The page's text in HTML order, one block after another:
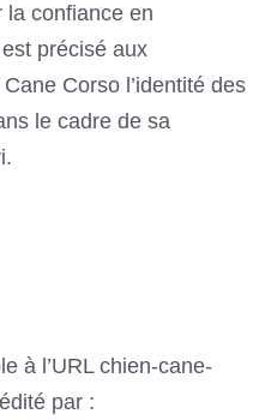
la confiance en
est précisé aux
Corso l’identité des
le cadre de sa
à l’URL chien-cane-
par :